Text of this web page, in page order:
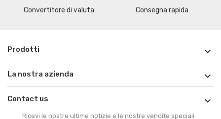
Convertitore di valuta Consegna rapida
Prodotti 
La nostra azienda 
Contact us 
Ricevi le nostre ultime notizie e le nostre vendite speciali